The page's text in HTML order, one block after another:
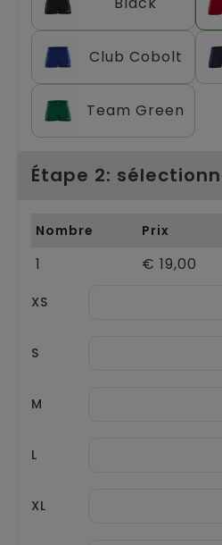
Club Cobolt
Team Green
Étape 2:
Nombre Prix
1 € 19,00
XS
S
M
L
XL